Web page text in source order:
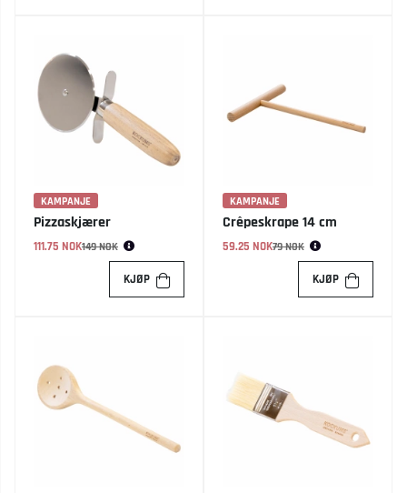
KAMPANJE
Pizzaskjærer
111.75 NOK
Vanlig pris:149 NOK
KJØP
KAMPANJE
Crêpeskrape 14 cm
59.25 NOK
Vanlig pris:79 NOK
KJØP